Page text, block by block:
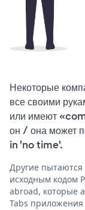
Некоторые
все своими
или имеют
он / она может
in 'no time'.
Другие
исходным кодом
abroad, которые
Tabs